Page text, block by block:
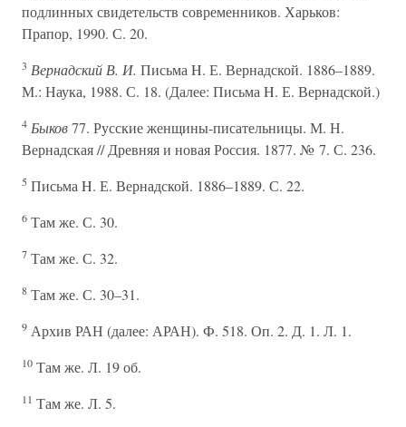
подлинных свидетельств современников. Харьков:
Прапор, 1990. С. 20.
3 Вернадский В. И. Письма H. Е. Вернадской. 1886–1889.
М.: Наука, 1988. С. 18. (Далее: Письма H. Е. Вернадской.)
4 Быков77. Русские женщины-писательницы. М. Н.
Вернадская // Древняя и новая Россия. 1877. № 7. С. 236.
5 Письма H. Е. Вернадской. 1886–1889. С. 22.
6 Там же. С. 30.
7 Там же. С. 32.
8 Там же. С. 30–31.
9 Архив РАН (далее: АРАН). Ф. 518. Оп. 2. Д. 1. Л. 1.
10 Там же. Л. 19 об.
11 Там же. Л. 5.